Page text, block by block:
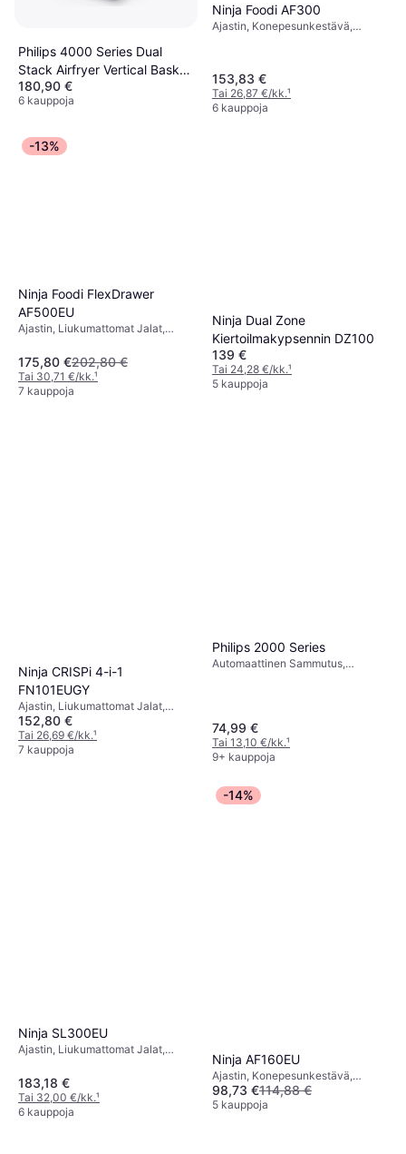
Philips 4000 Series Dual
Stack Airfryer Vertical Basket
10L
180,90 €
6 kauppoja
Ninja Foodi AF300
Ajastin, Konepesunkestävä,
153,83 €
Tai 26,87 €/kk.¹
6 kauppoja
-13%
Ninja Foodi FlexDrawer
AF500EU
Ajastin, Liukumattomat Jalat,
Kulho, 2470 watti, Kapasiteetti:
2.3 kg
175,80 €202,80 €
Tai 30,71 €/kk.¹
7 kauppoja
Ninja Dual Zone
Kiertoilmakypsennin DZ100
139 €
Tai 24,28 €/kk.¹
5 kauppoja
Ninja CRISPi 4-i-1
FN101EUGY
Ajastin, Liukumattomat Jalat,
Konepesunkestävä, Näyttöikkuna,
Irrotettava Kulho, Viileä Kosketus,
1700 watti, Kapasiteetti: 1.2 kg
152,80 €
Tai 26,69 €/kk.¹
7 kauppoja
Philips 2000 Series
Automaattinen Sammutus,
watti, Kapasiteetti: 0.8 kg
74,99 €
Tai 13,10 €/kk.¹
9+ kauppoja
Ninja SL300EU
Ajastin, Liukumattomat Jalat,
Kapasiteetti: 2.4 kg
183,18 €
Tai 32,00 €/kk.¹
6 kauppoja
-14%
Ninja AF160EU
Ajastin, Konepesunkestävä,
Liukumattomat Jalat, Irrotettava
Kulho, 1750 watti, Kapasiteetti: 1.4
98,73 €114,88 €
5 kauppoja